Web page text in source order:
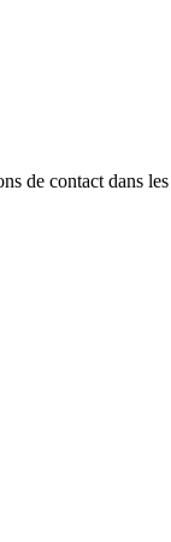
de contact dans